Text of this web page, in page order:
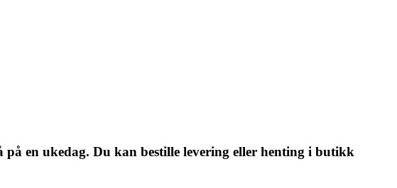
på en ukedag. Du kan bestille levering eller henting i butikk